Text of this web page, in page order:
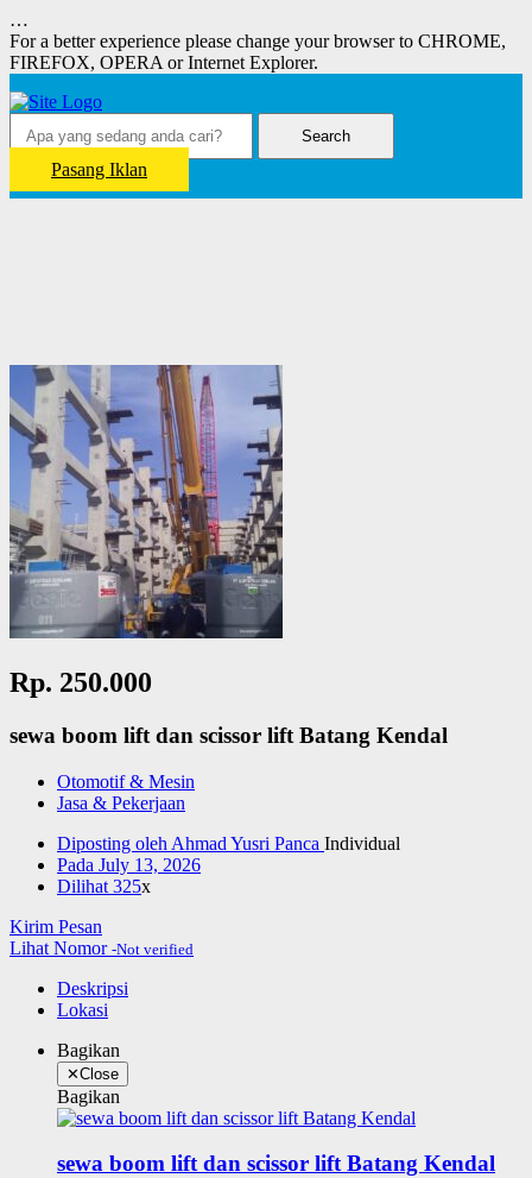
…
For a better experience please change your browser to CHROME,
FIREFOX, OPERA or Internet Explorer.
Search
Pasang Iklan
Rp. 250.000
sewa boom lift dan scissor lift Batang Kendal
Otomotif & Mesin
Jasa & Pekerjaan
Diposting oleh Ahmad Yusri Panca Individual
Pada July 13, 2026
Dilihat 325x
Kirim Pesan
Lihat Nomor -Not verified
Deskripsi
Lokasi
Bagikan
✕Close
Bagikan
sewa boom lift dan scissor lift Batang Kendal